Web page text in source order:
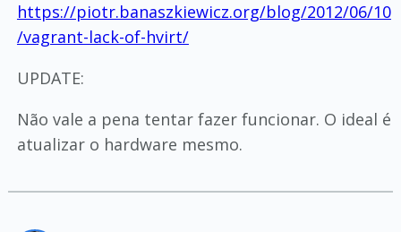
https://piotr.banaszkiewicz.org/blog/2012/06/10
/vagrant-lack-of-hvirt/
UPDATE:
Não vale a pena tentar fazer funcionar. O ideal é
atualizar o hardware mesmo.